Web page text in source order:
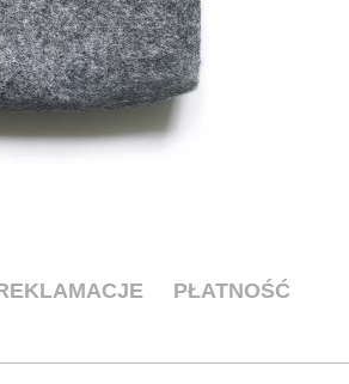
PŁATNOŚĆ